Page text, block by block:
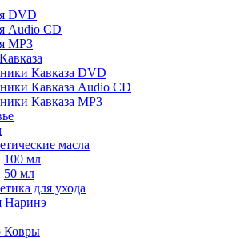
DVD
Audio CD
MP3
Кавказа DVD
Кавказа Audio CD
Кавказа MP3
масла
100 мл
50 мл
для ухода
Наринэ
Ковры